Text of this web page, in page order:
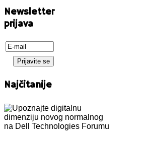
Newsletter
prijava
Najčitanije